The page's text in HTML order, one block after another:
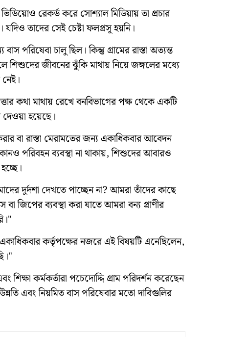
রেকর্ড করে সোশ্যাল মিডিয়ায় তা প্রচার
তাদের সেই চেষ্টা ফলপ্রসূ হয়নি।
পরিষেবা চালু ছিল। কিন্তু গ্রামের রাস্তা অত্যন্ত
শিশুদের জীবনের ঝুঁকি মাথায় নিয়ে জঙ্গলের মধ্যে
কথা মাথায় রেখে বনবিভাগের পক্ষ থেকে একটি
হয়েছে।
বা রাস্তা মেরামতের জন্য একাধিকবার আবেদন
পরিবহন ব্যবস্থা না থাকায়, শিশুদের আবারও
দুর্দশা দেখতে পাচ্ছেন না? আমরা তাঁদের কাছে
জিপের ব্যবস্থা করা যাতে আমরা বন্য প্রাণীর
কর্তৃপক্ষের নজরে এই বিষয়টি এনেছিলেন,
শিক্ষা কর্মকর্তারা পচেদোদ্দি গ্রাম পরিদর্শন করেছেন
এবং নিয়মিত বাস পরিষেবার মতো দাবিগুলির